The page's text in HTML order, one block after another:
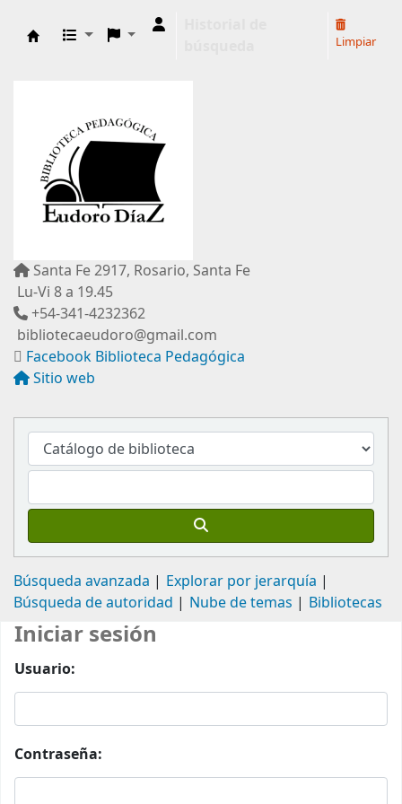
Limpiar
Santa Fe 2917, Rosario, Santa Fe
Lu-Vi 8 a 19.45
+54-341-4232362
bibliotecaeudoro@gmail.com
Facebook Biblioteca Pedagógica
Sitio web
Búsqueda avanzada
Explorar por jerarquía
Búsqueda de autoridad
Nube de temas Bibliotecas
Iniciar sesión
Usuario:
Contraseña: